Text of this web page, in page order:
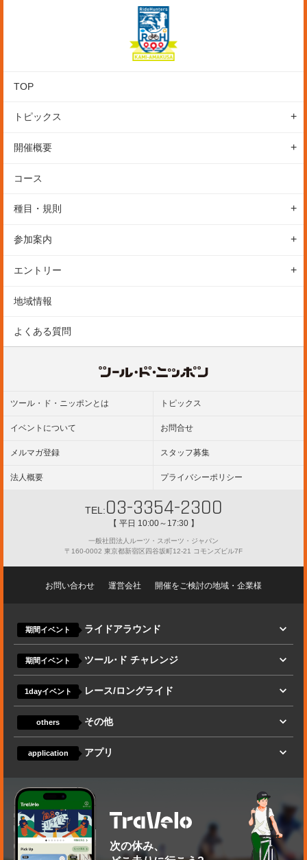
TOP
トピックス
レポート
開催概要
イベントの特徴
会場
アクセス
ギャラリー
コース
種目・規則
カテゴリー・参加費
保険
参加案内
参加前のご案内
エントリー
エントリーの方法
参加規約
地域情報
よくある質問
ツール・ド・ニッポンとは トピックス
イベントについて お問合せ
メルマガ登録 スタッフ募集
法人概要 プライバシーポリシー
TEL:03-3354-2300
【 平日 10:00～17:30 】
一般社団法人ルーツ・スポーツ・ジャパン
〒160-0002 東京都新宿区四谷坂町12-21 コモンズビル7F
お問い合わせ 運営会社 開催をご検討の地域・企業様
期間イベント ライドアラウンド
期間イベント ツール･ド チャレンジ
1dayイベント レース/ロングライド
others その他
application アプリ
次の休み、